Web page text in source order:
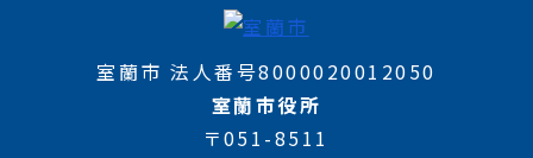
室蘭市 法人番号8000020012050
室蘭市役所
〒051-8511